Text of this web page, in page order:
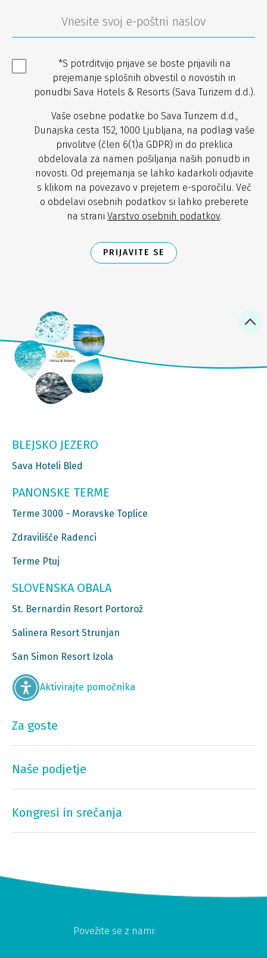
*S potrditvijo prijave se boste prijavili na
prejemanje splošnih obvestil o novostih in
ponudbi Sava Hotels & Resorts (Sava Turizem d.d.).
Vaše osebne podatke bo Sava Turizem d.d.,
Dunajska cesta 152, 1000 Ljubljana, na podlagi vaše
privolitve (člen 6(1)a GDPR) in do preklica
obdelovala za namen pošiljanja naših ponudb in
novosti. Od prejemanja se lahko kadarkoli odjavite
s klikom na povezavo v prejetem e-sporočilu. Več
o obdelavi osebnih podatkov si lahko preberete
na strani Varstvo osebnih podatkov.
PRIJAVITE SE
BLEJSKO JEZERO
Sava Hoteli Bled
PANONSKE TERME
Terme 3000 - Moravske Toplice
Zdravilišče Radenci
Terme Ptuj
SLOVENSKA OBALA
St. Bernardin Resort Portorož
Salinera Resort Strunjan
San Simon Resort Izola
Aktivirajte pomočnika
Za goste
Naše podjetje
Kongresi in srečanja
Povežite se z nami: